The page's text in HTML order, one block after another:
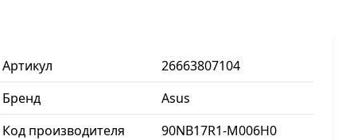
Артикул
26663807104
Бренд
Asus
Код производителя
90NB17R1-M006H0